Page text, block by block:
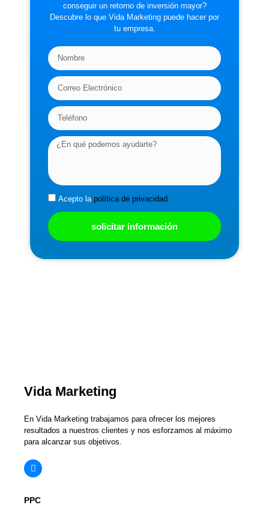
conseguir un retorno de inversión mayor?
Descubre lo que Vida Marketing puede hacer por
tu empresa.
Acepto la política de privacidad
solicitar información
Vida Marketing
En Vida Marketing trabajamos para ofrecer los mejores
resultados a nuestros clientes y nos esforzamos al máximo
para alcanzar sus objetivos.
PPC